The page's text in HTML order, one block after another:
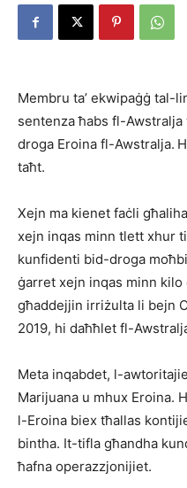
Membru ta’ ekwipaġġ tal-
sentenza ħabs fl-
droga Eroina fl-Awstralja.
taħt.
Xejn ma kienet faċli
xejn inqas minn tlett xhur
kunfidenti bid-droga
ġarret xejn inqas minn
għaddejjin irriżulta li bejn
2019, hi daħħlet fl-
Meta inqabdet, l-
Marijuana u mhux Eroina.
l-Eroina biex tħallas
bintha. It-tifla għandha
ħafna operazzjonijiet.